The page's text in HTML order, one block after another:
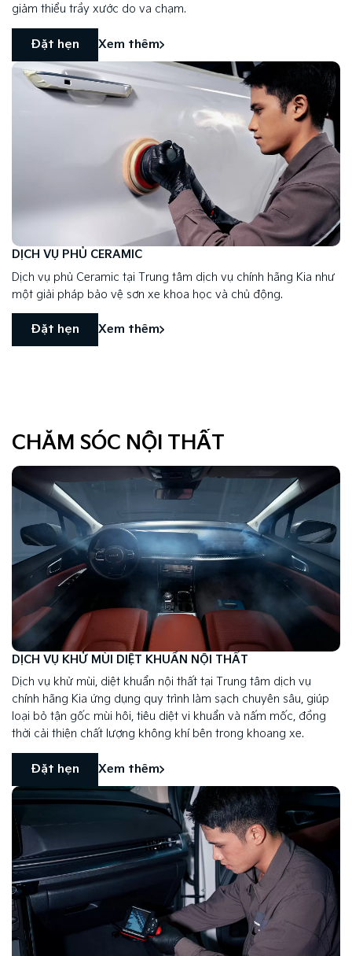
giảm thiểu trầy xước do va chạm.
Đặt hẹn Xem thêm
DỊCH VỤ PHỦ CERAMIC
Dịch vụ phủ Ceramic tại Trung tâm dịch vụ chính hãng Kia như
một giải pháp bảo vệ sơn xe khoa học và chủ động.
Đặt hẹn Xem thêm
CHĂM SÓC NỘI THẤT
DỊCH VỤ KHỬ MÙI DIỆT KHUẨN NỘI THẤT
Dịch vụ khử mùi, diệt khuẩn nội thất tại Trung tâm dịch vụ
chính hãng Kia ứng dụng quy trình làm sạch chuyên sâu, giúp
loại bỏ tận gốc mùi hôi, tiêu diệt vi khuẩn và nấm mốc, đồng
thời cải thiện chất lượng không khí bên trong khoang xe.
Đặt hẹn Xem thêm